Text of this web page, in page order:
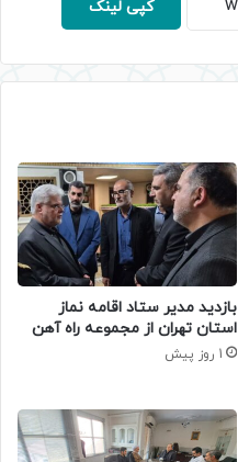
کپی لینک
بازدید مدیر ستاد اقامه نماز
استان تهران از مجموعه راه آهن
1 روز پیش